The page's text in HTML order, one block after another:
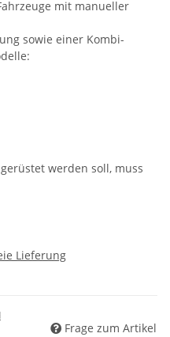
mit manueller
sowie einer Kombi-
werden soll, muss
Lieferung
Frage zum Artikel